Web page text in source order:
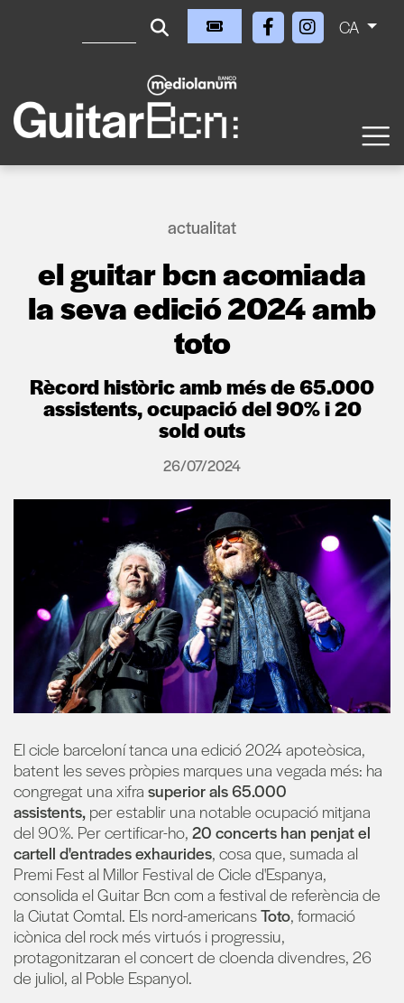
CA
actualitat
el guitar bcn acomiada
la seva edició 2024 amb
toto
Rècord històric amb més de 65.000
assistents, ocupació del 90% i 20
sold outs
26/07/2024
El cicle barceloní tanca una edició 2024 apoteòsica,
batent les seves pròpies marques una vegada més: ha
congregat una xifra superior als 65.000
assistents, per establir una notable ocupació mitjana
del 90%. Per certificar-ho, 20 concerts han penjat el
cartell d'entrades exhaurides, cosa que, sumada al
Premi Fest al Millor Festival de Cicle d'Espanya,
consolida el Guitar Bcn com a festival de referència de
la Ciutat Comtal. Els nord-americansToto, formació
icònica del rock més virtuós i progressiu,
protagonitzaran el concert de cloenda divendres, 26
de juliol, al Poble Espanyol.